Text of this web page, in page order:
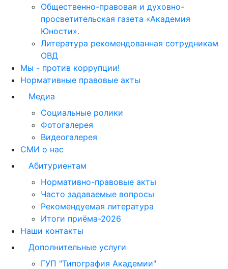
Общественно-правовая и духовно-
просветительская газета «Академия
Юности».
Литература рекомендованная сотрудникам
ОВД
Мы - против коррупции!
Нормативные правовые акты
Медиа
Социальные ролики
Фотогалерея
Видеогалерея
СМИ о нас
Абитуриентам
Нормативно-правовые акты
Часто задаваемые вопросы
Рекомендуемая литература
Итоги приёма-2026
Наши контакты
Дополнительные услуги
ГУП "Типография Академии"